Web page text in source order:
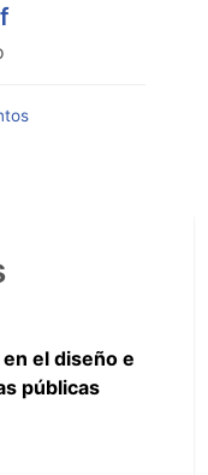
el diseño e
públicas